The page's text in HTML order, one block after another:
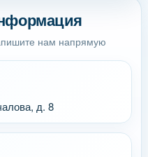
нам напрямую
д. 8